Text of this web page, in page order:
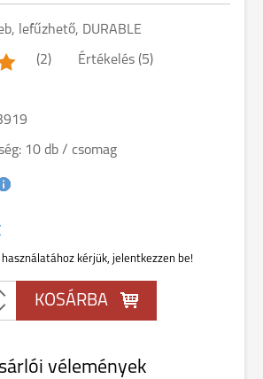
lefűzhető, DURABLE
(2) Értékelés (5)
10 db / csomag
kérjük, jelentkezzen be!
vélemények